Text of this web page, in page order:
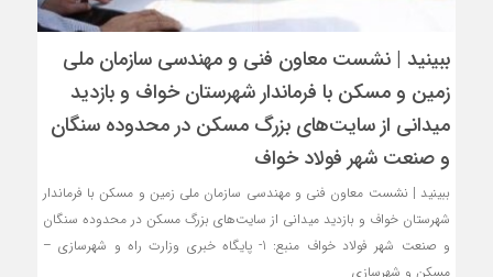
ببینید | نشست معاون فنی و مهندسی سازمان ملی
زمین و مسکن با فرماندار شهرستان خواف و بازدید
میدانی از سایت‌های بزرگ مسکن در محدوده سنگان
و صنعت شهر فولاد خواف
ببینید | نشست معاون فنی و مهندسی سازمان ملی زمین و مسکن با فرماندار
شهرستان خواف و بازدید میدانی از سایت‌های بزرگ مسکن در محدوده سنگان
و صنعت شهر فولاد خواف منبع: 1- پایگاه خبری وزارت راه و شهرسازی –
مسکن و شهرسازی